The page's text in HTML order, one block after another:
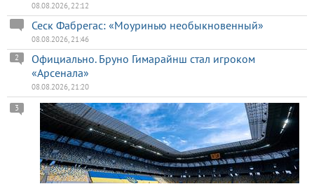
08.08.2026, 22:12
Сеск Фабрегас: «Моуринью необыкновенный»
08.08.2026, 21:46
Официально. Бруно Гимарайнш стал игроком
«Арсенала»
2
08.08.2026, 21:20
3